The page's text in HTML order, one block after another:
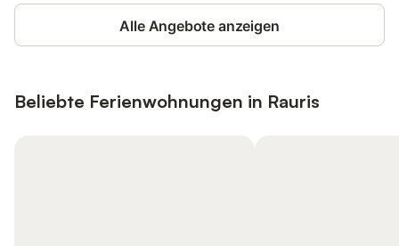
Alle Angebote anzeigen
Beliebte Ferienwohnungen in Rauris